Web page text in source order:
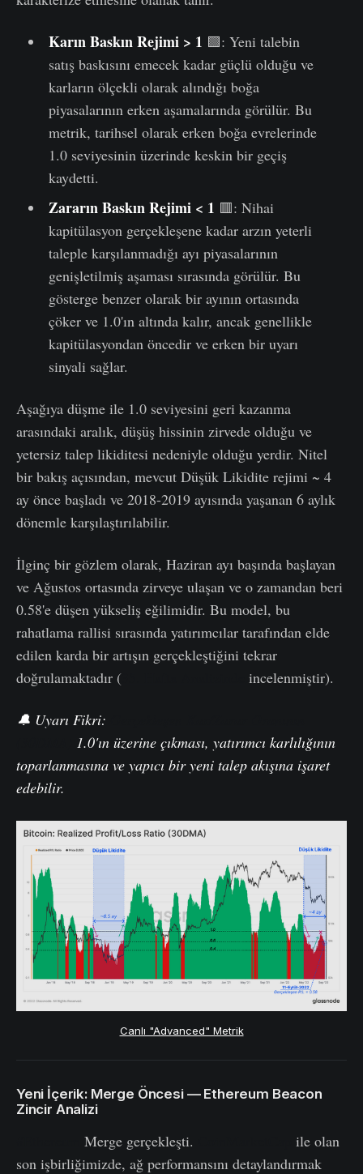
KarınBaskın Rejimi > 1 🟩: Yeni talebin
satış baskısını emecek kadar güçlü olduğu ve
karların ölçekli olarak alındığı boğa
piyasalarının erken aşamalarında görülür. Bu
metrik, tarihsel olarak erken boğa evrelerinde
1.0 seviyesinin üzerinde keskin bir geçiş
kaydetti.
ZararınBaskın Rejimi< 1 🟥: Nihai
kapitülasyon gerçekleşene kadar arzın yeterli
taleple karşılanmadığı ayı piyasalarının
genişletilmiş aşaması sırasında görülür. Bu
gösterge benzer olarak bir ayının ortasında
çöker ve 1.0'ın altında kalır, ancak genellikle
kapitülasyondan öncedir ve erken bir uyarı
sinyali sağlar.
Aşağıya düşme ile 1.0 seviyesini geri kazanma
arasındaki aralık, düşüş hissinin zirvede olduğu ve
yetersiz talep likiditesi nedeniyle olduğu yerdir. Nitel
bir bakış açısından, mevcut Düşük Likidite rejimi ~ 4
ay önce başladı ve 2018-2019 ayısında yaşanan 6 aylık
dönemle karşılaştırılabilir.
İlginç bir gözlem olarak, Haziran ayı başında başlayan
ve Ağustos ortasında zirveye ulaşan ve o zamandan beri
0.58'e düşen yükseliş eğilimidir. Bu model, bu
rahatlama rallisi sırasında yatırımcılar tarafından elde
edilen karda bir artışın gerçekleştiğini tekrar
doğrulamaktadır (
incelenmiştir).
🔔 Uyarı Fikri:
1.0'ın üzerine çıkması, yatırımcı karlılığının
toparlanmasına ve yapıcı bir yeni talep akışına işaret
edebilir.
Canlı "Advanced" Metrik
Yeni İçerik: Merge Öncesi — Ethereum Beacon
Zincir Analizi
Merge gerçekleşti.
ile olan
son işbirliğimizde, ağ performansını detaylandırmak